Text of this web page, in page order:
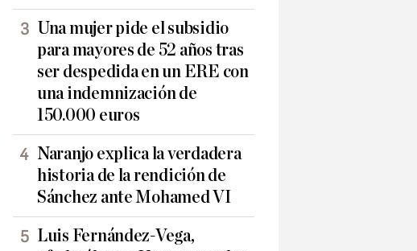
Una mujer pide el subsidio
para mayores de 52 años tras
ser despedida en un ERE con
una indemnización de
150.000 euros
Naranjo explica la verdadera
historia de la rendición de
Sánchez ante Mohamed VI
Luis Fernández-Vega,